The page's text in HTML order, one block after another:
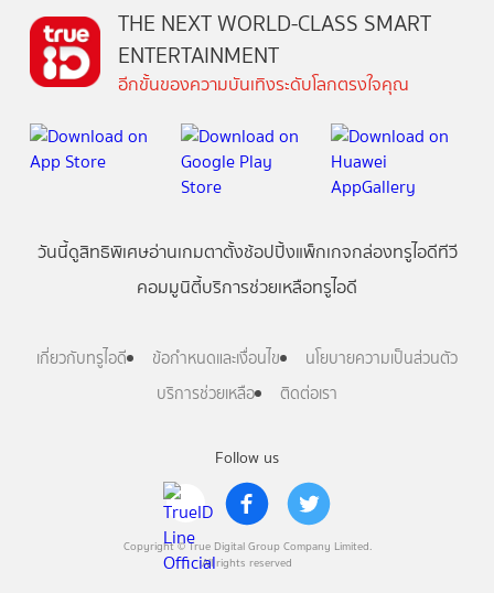
Follow us
Copyright © True Digital Group Company Limited.
All rights reserved
THE NEXT WORLD-CLASS SMART
ENTERTAINMENT
อีกขั้นของความบันเทิงระดับโลกตรงใจคุณ
วันนี้ดูสิทธิพิเศษอ่านเกมตาตั้งช้อปปิ้งแพ็กเกจกล่องทรูไอดีทีวี
คอมมูนิตี้บริการช่วยเหลือทรูไอดี
เกี่ยวกับทรูไอดี ข้อกำหนดและเงื่อนไข
นโยบายความเป็นส่วนตัว
บริการช่วยเหลือ
ติดต่อเรา